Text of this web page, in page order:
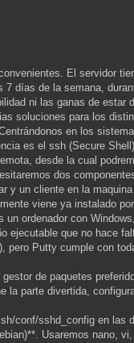
El servidor
días de la semana,
ni las ganas de estar
soluciones para los
en los
es el ssh (Secure Shell).
desde la cual
dos
y un cliente en la
viene ya instalado
ordenador con
ejecutable que no hace
pero Putty cumple con
de paquetes
la parte divertida,
conf/sshd_config en las
Usaremos nano,